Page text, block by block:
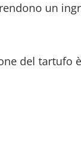
un
del tartufo